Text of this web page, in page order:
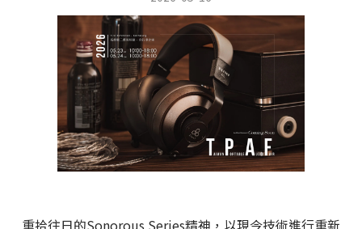
重拾往日的Sonorous Series精神，以現今技術進行重新